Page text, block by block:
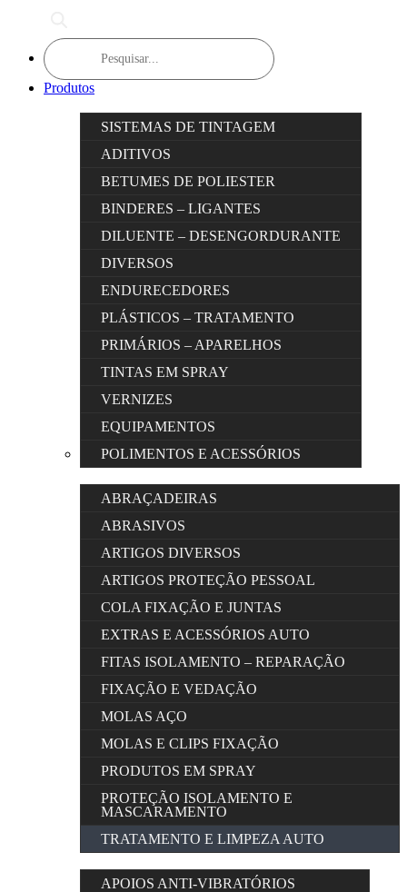
Products
search
Produtos
SISTEMAS DE TINTAGEM
ADITIVOS
BETUMES DE POLIESTER
BINDERES – LIGANTES
DILUENTE – DESENGORDURANTE
DIVERSOS
ENDURECEDORES
PLÁSTICOS – TRATAMENTO
PRIMÁRIOS – APARELHOS
TINTAS EM SPRAY
VERNIZES
EQUIPAMENTOS
POLIMENTOS E ACESSÓRIOS
ABRAÇADEIRAS
ABRASIVOS
ARTIGOS DIVERSOS
ARTIGOS PROTEÇÃO PESSOAL
COLA FIXAÇÃO E JUNTAS
EXTRAS E ACESSÓRIOS AUTO
FITAS ISOLAMENTO – REPARAÇÃO
FIXAÇÃO E VEDAÇÃO
MOLAS AÇO
MOLAS E CLIPS FIXAÇÃO
PRODUTOS EM SPRAY
PROTEÇÃO ISOLAMENTO E
MASCARAMENTO
TRATAMENTO E LIMPEZA AUTO
APOIOS ANTI-VIBRATÓRIOS